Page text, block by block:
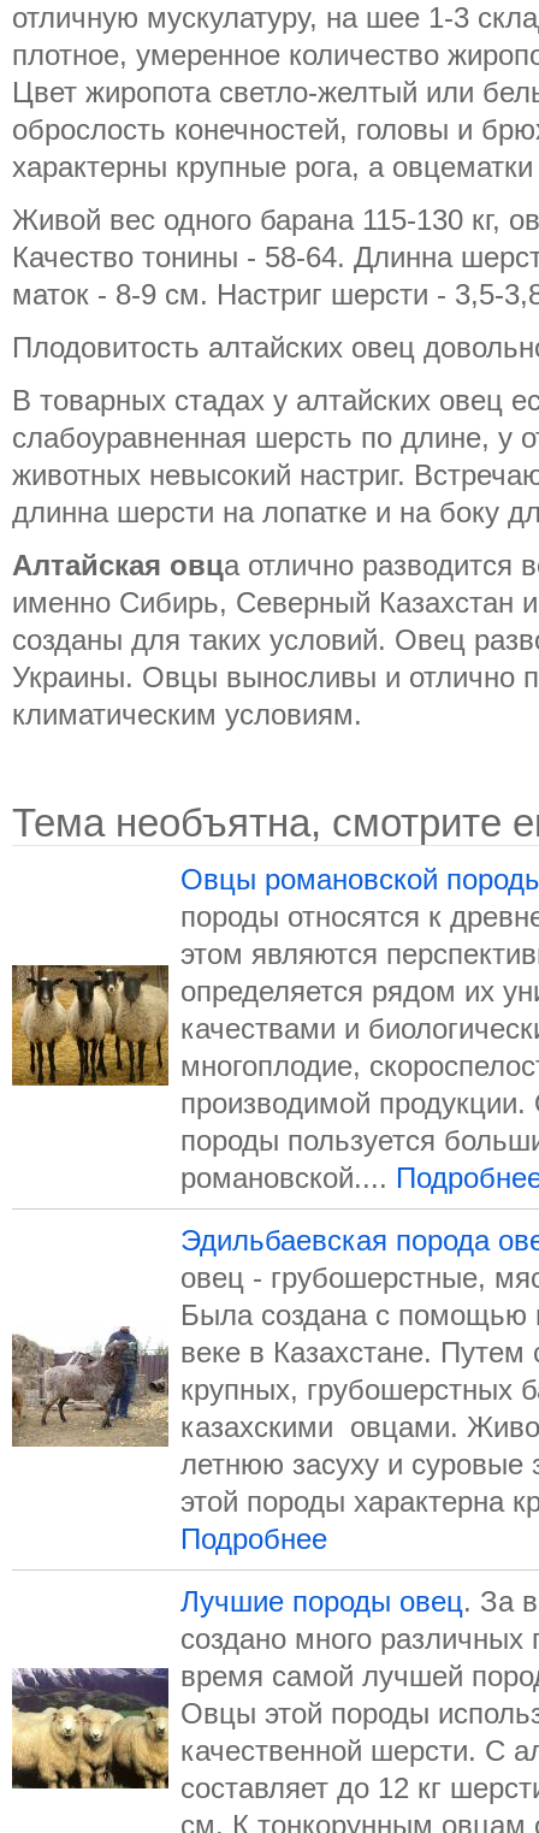
отличную мускулатуру, на шее 1-3
плотное, умеренное количество
Цвет жиропота светло-желтый или
оброслость конечностей, головы и
характерны крупные рога, а
Живой вес одного барана 115-130 кг,
Качество тонины - 58-64. Длинна
маток - 8-9 см. Настриг шерсти - 3,5-
Плодовитость алтайских овец
В товарных стадах у алтайских овец
слабоуравненная шерсть по длине, у
животных невысокий настриг.
длинна шерсти на лопатке и на боку
Алтайская овца отлично разводится
именно Сибирь, Северный Казахстан
созданы для таких условий. Овец
Украины. Овцы выносливы и отлично
климатическим условиям.
Тема необъятна, смотрите
Овцы романовской
породы относятся к
этом являются
определяется рядом их
качествами и
многоплодие,
производи­мой
породы пользуется
романовской....
Эдильбаевская порода
овец - грубошерстные,
Была создана с помощью
веке в Казахстане. Путем
крупных, грубошерстных
казахскими овцами.
летнюю засуху и суровые
этой породы характерна
Подробнее
Лучшие породы овец. За
создано много
время самой лучшей
Овцы этой породы
качественной шерсти. С
составляет до 12 кг
см. К тонкорунным овцам